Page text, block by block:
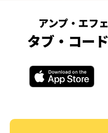
アンプ・エフ
タブ・コー